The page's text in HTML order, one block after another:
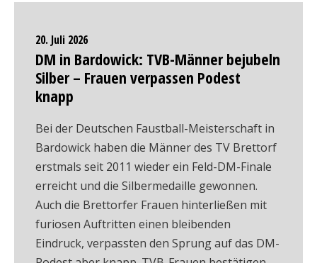
20. Juli 2026
DM in Bardowick: TVB-Männer bejubeln
Silber – Frauen verpassen Podest
knapp
Bei der Deutschen Faustball-Meisterschaft in
Bardowick haben die Männer des TV Brettorf
erstmals seit 2011 wieder ein Feld-DM-Finale
erreicht und die Silbermedaille gewonnen.
Auch die Brettorfer Frauen hinterließen mit
furiosen Auftritten einen bleibenden
Eindruck, verpassten den Sprung auf das DM-